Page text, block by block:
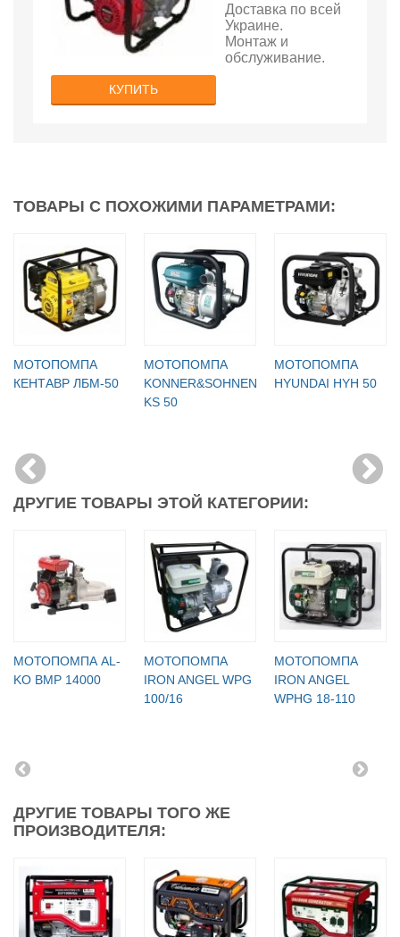
Доставка по всей
Украине.
Монтаж и
обслуживание.
КУПИТЬ
ТОВАРЫ С ПОХОЖИМИ ПАРАМЕТРАМИ:
МОТОПОМПА
КЕНТАВР ЛБМ-50
МОТОПОМПА
KONNER&SOHNEN
KS 50
МОТОПОМПА
HYUNDAI HYH 50
ДРУГИЕ ТОВАРЫ ЭТОЙ КАТЕГОРИИ:
МОТОПОМПА AL-
KO BMP 14000
МОТОПОМПА
IRON ANGEL WPG
100/16
МОТОПОМПА
IRON ANGEL
WPHG 18-110
ДРУГИЕ ТОВАРЫ ТОГО ЖЕ
ПРОИЗВОДИТЕЛЯ: